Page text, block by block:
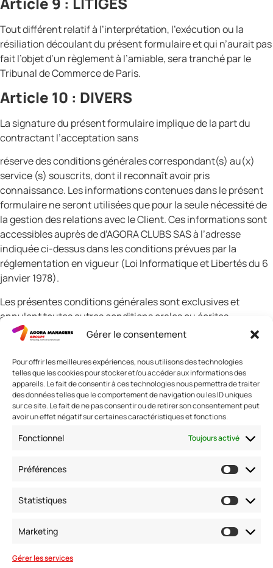
Gérer le consentement
Pour offrir les meilleures expériences, nous utilisons des technologies
telles que les cookies pour stocker et/ou accéder aux informations des
appareils. Le fait de consentir à ces technologies nous permettra de traiter
des données telles que le comportement de navigation ou les ID uniques
sur ce site. Le fait de ne pas consentir ou de retirer son consentement peut
avoir un effet négatif sur certaines caractéristiques et fonctions.
Fonctionnel Toujours activé
Préférences
Statistiques
Marketing
Gérer les services
Tout différent relatif à l’interprétation, l’exécution ou la
résiliation découlant du présent formulaire et qui n’aurait pas
fait l’objet d’un règlement à l’amiable, sera tranché par le
Tribunal de Commerce de Paris.
Article 10 : DIVERS
La signature du présent formulaire implique de la part du
contractant l’acceptation sans
réserve des conditions générales correspondant(s) au(x)
service (s) souscrits, dont il reconnaît avoir pris
connaissance. Les informations contenues dans le présent
formulaire ne seront utilisées que pour la seule nécessité de
la gestion des relations avec le Client. Ces informations sont
accessibles auprès de d’AGORA CLUBS SAS à l’adresse
indiquée ci-dessus dans les conditions prévues par la
réglementation en vigueur (Loi Informatique et Libertés du 6
janvier 1978).
Les présentes conditions générales sont exclusives et
annulent toutes autres conditions orales ou écrites,
expresses ou implicites.
Nous contacter
Adresse: 42 avenue de la Grande Armée 75017 PARIS
Fax : 01 40 17 99 21